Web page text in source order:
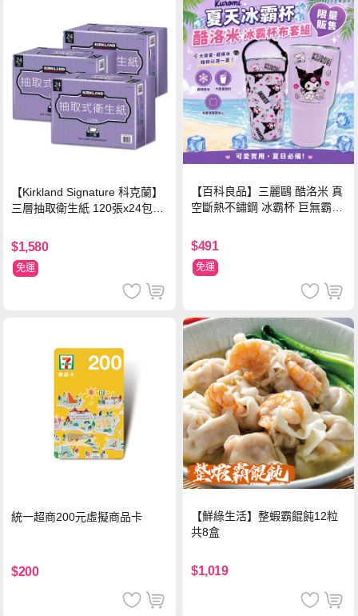
【Kirkland Signature 科克蘭】
三層抽取衛生紙 120張x24包x3
$1,580
免運
【百科良品】三麗鷗 酷洛米 真
空斷熱不鏽鋼 冰霸杯 巨無霸鋼
ml-信封款(贈手提杯套)
$491
免運
統一超商200元虛擬商品卡
$200
【鮮綠生活】整蝦霸餛飩12粒
共8盒
$1,019